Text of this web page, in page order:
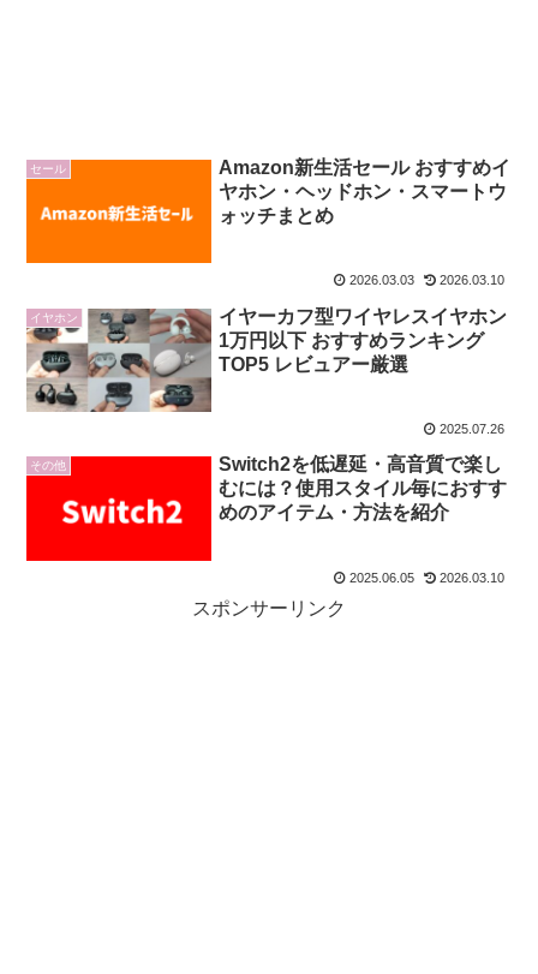
セール
Amazon新生活セール おすすめイ
ヤホン・ヘッドホン・スマートウ
ォッチまとめ
2026.03.03 2026.03.10
イヤホン
イヤーカフ型ワイヤレスイヤホン
1万円以下 おすすめランキング
TOP5 レビュアー厳選
2025.07.26
その他
Switch2を低遅延・高音質で楽し
むには？使用スタイル毎におすす
めのアイテム・方法を紹介
2025.06.05 2026.03.10
スポンサーリンク